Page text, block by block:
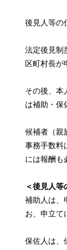
後見人等の
法定後見制
区町村長が
その後、本
は補助・保
候補者（親
事務手数料
には報酬も
＜後見人等
補助人は、
お、申立て
保佐人は、